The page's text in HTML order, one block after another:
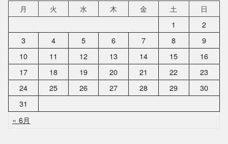
月 火 水 木 金 土
日
1
2
3
4 5 6 7 8
9
10
11 12 13 14 15
16
17
18 19 20 21 22
23
24
25 26 27 28 29
30
31
« 6月